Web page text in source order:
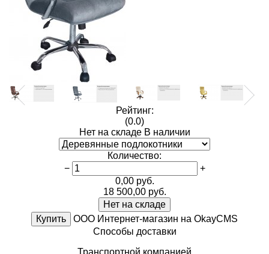
Рейтинг:
(0.0)
Нет на складе В наличии
Количество:
−
+
0,00руб.
18 500,00 руб.
Нет на складе
Купить
ООО Интернет-магазин на OkayCMS
Способы доставки
Транспортной компанией